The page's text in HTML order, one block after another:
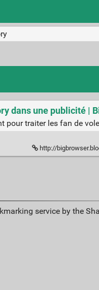
dans une publicité |
pour traiter les fan de
http://bigbrowser.blog.lemonde.fr/
service by the